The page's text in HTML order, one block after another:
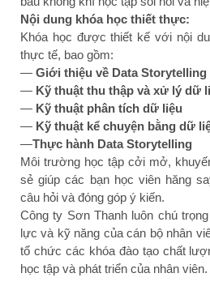
Nội dung khóa học thiết thực:
Khóa học được thiết kế với nội
thực tế, bao gồm:
— Giới thiệu về Data Storytelling
— Kỹ thuật thu thập và xử lý dữ
— Kỹ thuật phân tích dữ liệu
— Kỹ thuật kể chuyện bằng dữ
—Thực hành Data Storytelling
Môi trường học tập cởi mở,
sẻ giúp các bạn học viên hăng
câu hỏi và đóng góp ý kiến.
Công ty Sơn Thanh luôn chú
lực và kỹ năng của cán bộ nhân
tổ chức các khóa đào tạo chất
học tập và phát triển của nhân viên.